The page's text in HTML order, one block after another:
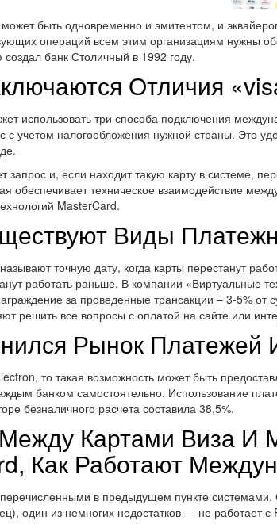
быть одновременно и эмитентом, и
операций всем этим организациям нужны
банк Столичный в 1992 году.
Отличия
использовать три способа подключения
с учетом налогообложения нужной страны. Это
запрос и, если находит такую карту в системе,
обеспечивает техническое взаимодействие
MasterCard.
Виды
точную дату, когда карты перестанут
работать раньше. В компании «Виртуальные
за проведенные трансакции – 3-5%
решить все вопросы с оплатой на сайте или
Рынок Платежей
то такая возможность может быть
банком самостоятельно. Использование
безналичного расчета составила 38,5%.
Картами Виза И
Как Работают
в предыдущем пункте
один из немногих недостатков — не работает